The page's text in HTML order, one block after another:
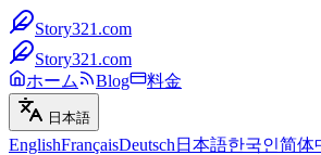
Story321.com
Story321.com
ホーム
Blog 料金
日本語
EnglishFrançaisDeutsch 日本語한국인简体